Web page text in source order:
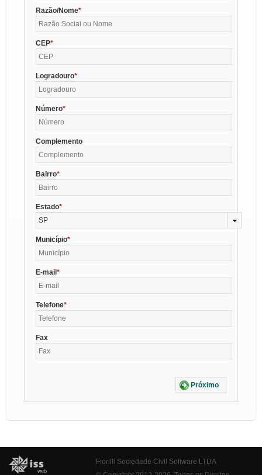
Razão/Nome
CEP
Logradouro
Número
Complemento
Bairro
Estado
SP
Município
E-mail
Telefone
Fax
Próximo
Fiorilli Sociedade Civil Software LTDA